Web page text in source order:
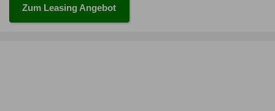
Zum Leasing Angebot